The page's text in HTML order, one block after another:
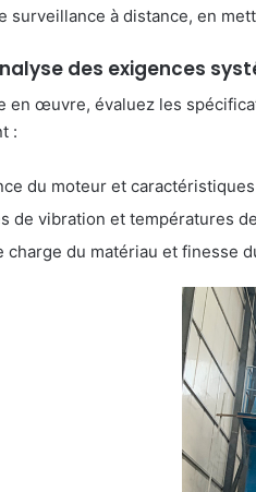
surveillance à distance, en
des exigences
en œuvre, évaluez les
:
du moteur et
de vibration et températures
charge du matériau et finesse